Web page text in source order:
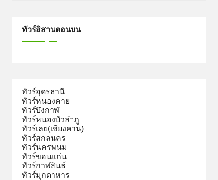
ทัวร์อิสานตอนบน
ทัวร์อุดรธานี
ทัวร์หนองคาย
ทัวร์บึงกาฬ
ทัวร์หนองบัวลำภู
ทัวร์เลย(เชียงคาน)
ทัวร์สกลนคร
ทัวร์นครพนม
ทัวร์ขอนแก่น
ทัวร์กาฬสินธ์
ทัวร์มุกดาหาร